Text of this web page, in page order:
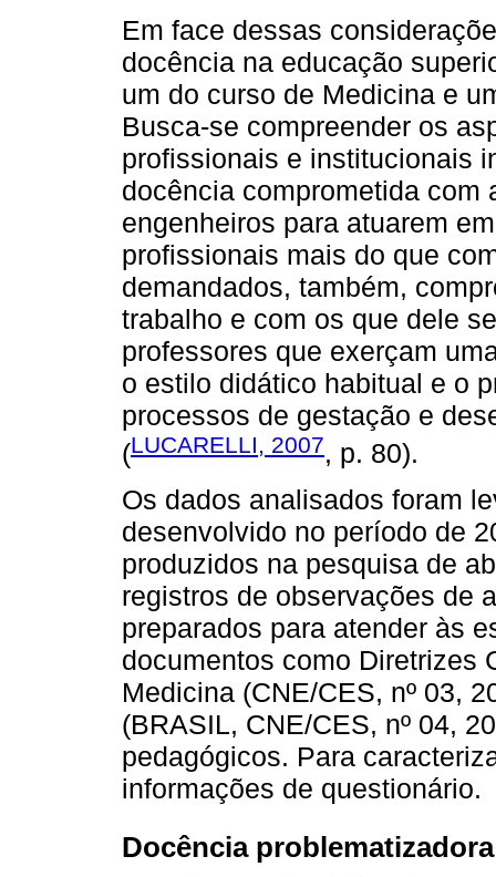
Em face dessas
docência na educação
um do curso de Medicina e
Busca-se compreender os
profissionais e institucionais
docência comprometida com
engenheiros para atuarem
profissionais mais do que
demandados, também,
trabalho e com os que dele
professores que exerçam
o estilo didático habitual e o
processos de gestação e
(LUCARELLI, 2007, p. 80).
Os dados analisados foram
desenvolvido no período de
produzidos na pesquisa de
registros de observações de
preparados para atender às
documentos como Diretrizes
Medicina (CNE/CES, nº 03,
(BRASIL, CNE/CES, nº 04,
pedagógicos. Para
informações de questionário.
Docência